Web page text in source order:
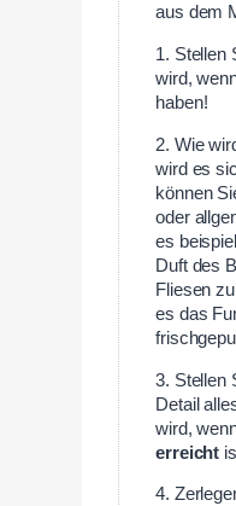
aus dem
1. Stellen
wird,
haben!
2. Wie
wird es
können
oder
es
Duft des
Fliesen
es das
3. Stellen
Detail
wird,
erreicht
4.